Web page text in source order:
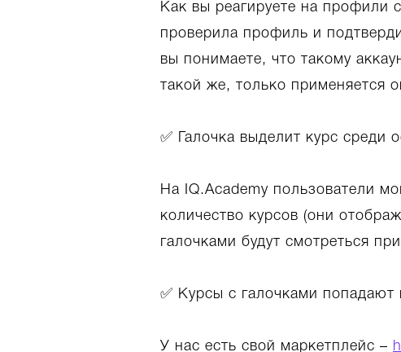
Как вы реагируете на профили
проверила профиль и
вы понимаете, что такому
такой же, только применяется
✅ Галочка выделит курс среди
На IQ.Academy пользователи
количество курсов (они
галочками будут смотреться
✅ Курсы с галочками попадают
У нас есть свой маркетплейс –